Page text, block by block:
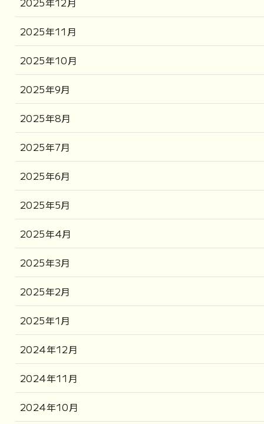
2025年11月
2025年10月
2025年9月
2025年8月
2025年7月
2025年6月
2025年5月
2025年4月
2025年3月
2025年2月
2025年1月
2024年12月
2024年11月
2024年10月